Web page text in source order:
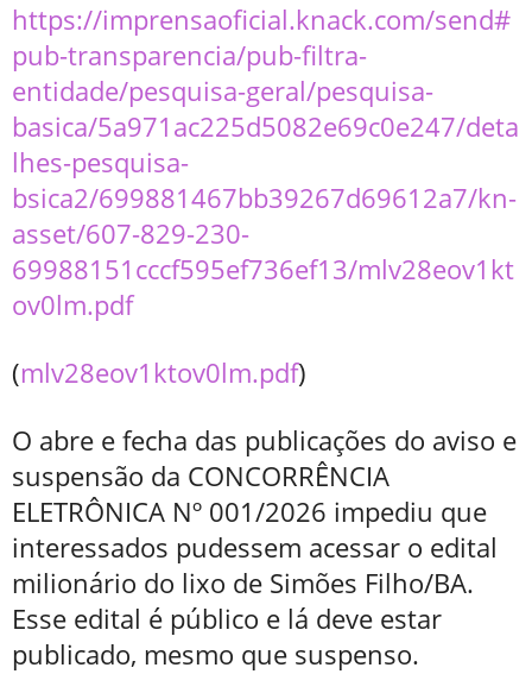
https://imprensaoficial.knack.com/send#
pub-transparencia/pub-filtra-
entidade/pesquisa-geral/pesquisa-
basica/5a971ac225d5082e69c0e247/deta
lhes-pesquisa-
bsica2/699881467bb39267d69612a7/kn-
asset/607-829-230-
69988151cccf595ef736ef13/mlv28eov1kt
ov0lm.pdf
(mlv28eov1ktov0lm.pdf)
O abre e fecha das publicações do aviso e
suspensão da CONCORRÊNCIA
ELETRÔNICA Nº 001/2026 impediu que
interessados pudessem acessar o edital
milionário do lixo de Simões Filho/BA.
Esse edital é público e lá deve estar
publicado, mesmo que suspenso.